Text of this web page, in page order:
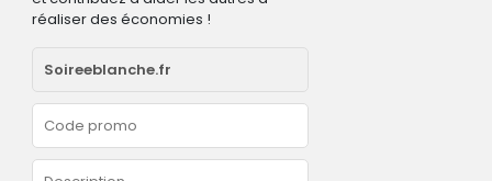
réaliser des économies !